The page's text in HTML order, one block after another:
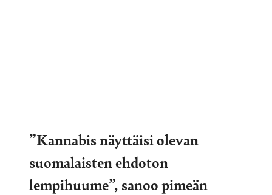
”Kannabis näyttäisi olevan
suomalaisten ehdoton
lempihuume”, sanoo pimeän